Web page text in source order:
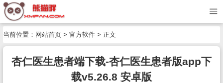
当前位置： 网站首页 > 官方软件 > 正文
杏仁医生患者端下载-杏仁医生患者版app下
载v5.26.8 安卓版